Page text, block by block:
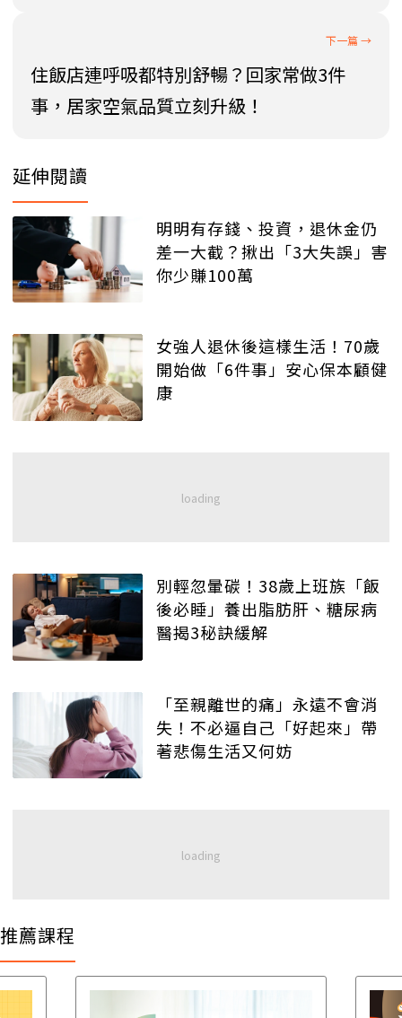
住飯店連呼吸都特別舒暢？回家常做3件
事，居家空氣品質立刻升級！
延伸閱讀
明明有存錢、投資，退休金仍
差一大截？揪出「3大失誤」害
你少賺100萬
女強人退休後這樣生活！70歲
開始做「6件事」安心保本顧健
康
別輕忽暈碳！38歲上班族「飯
後必睡」養出脂肪肝、糖尿病
醫揭3秘訣緩解
「至親離世的痛」永遠不會消
失！不必逼自己「好起來」帶
著悲傷生活又何妨
推薦課程